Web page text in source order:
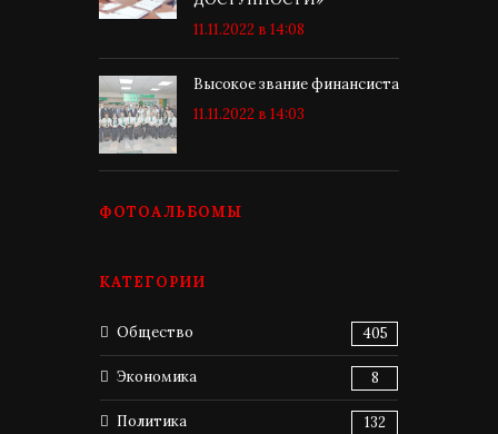
11.11.2022 в 14:08
Высокое звание финансиста
11.11.2022 в 14:03
ФОТОАЛЬБОМЫ
КАТЕГОРИИ
Общество 405
Экономика 8
Политика 132